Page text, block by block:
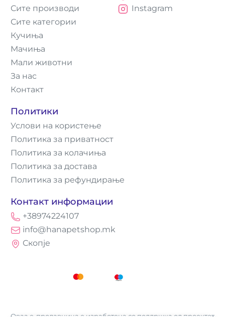
Сите производи
Сите категории
Кучиња
Мачиња
Мали животни
За нас
Контакт
Политики
Услови на користење
Политика за приватност
Политика за колачиња
Политика за достава
Политика за рефундирање
Контакт информации
+38974224107
info@hanapetshop.mk
Скопје
Instagram